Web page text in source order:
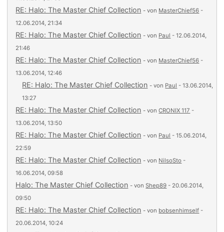
RE: Halo: The Master Chief Collection - von MasterChief56 -
12.06.2014, 21:34
RE: Halo: The Master Chief Collection - von Paul - 12.06.2014,
21:46
RE: Halo: The Master Chief Collection - von MasterChief56 -
13.06.2014, 12:46
RE: Halo: The Master Chief Collection - von Paul - 13.06.2014,
13:27
RE: Halo: The Master Chief Collection - vonCRONIX 117 -
13.06.2014, 13:50
RE: Halo: The Master Chief Collection - von Paul - 15.06.2014,
22:59
RE: Halo: The Master Chief Collection - von NilsoSto -
16.06.2014, 09:58
Halo: The Master Chief Collection - vonShep89 - 20.06.2014,
09:50
RE: Halo: The Master Chief Collection - von bobsenhimself -
20.06.2014, 10:24